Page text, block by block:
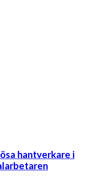
hantverkare i